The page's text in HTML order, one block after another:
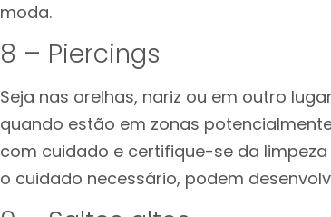
moda.
8 – Piercings
Seja nas orelhas, nariz ou em outro
quando estão em zonas
com cuidado e certifique-se da
o cuidado necessário, podem